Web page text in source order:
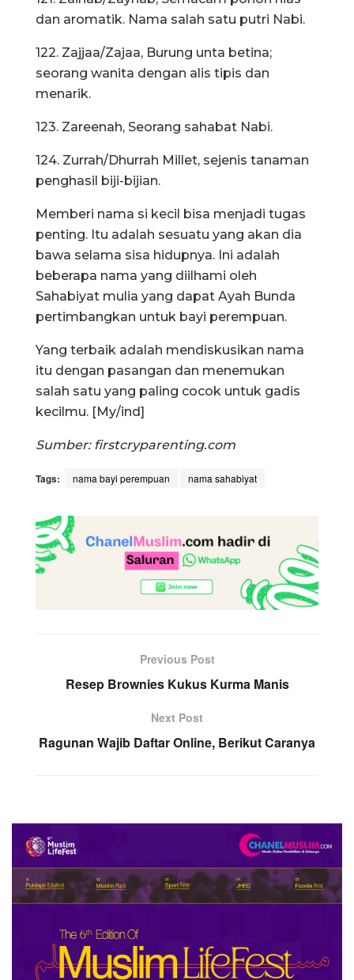
dan aromatik. Nama salah satu putri Nabi.
122. Zajjaa/Zajaa, Burung unta betina;
seorang wanita dengan alis tipis dan
menarik.
123. Zareenah, Seorang sahabat Nabi.
124. Zurrah/Dhurrah Millet, sejenis tanaman
penghasil biji-bijian.
Memberi nama si kecil bisa menjadi tugas
penting. Itu adalah sesuatu yang akan dia
bawa selama sisa hidupnya. Ini adalah
beberapa nama yang diilhami oleh
Sahabiyat mulia yang dapat Ayah Bunda
pertimbangkan untuk bayi perempuan.
Yang terbaik adalah mendiskusikan nama
itu dengan pasangan dan menemukan
salah satu yang paling cocok untuk gadis
kecilmu. [My/ind]
Sumber: firstcryparenting.com
Tags: nama bayi perempuan nama sahabiyat
Previous Post
Resep Brownies Kukus Kurma Manis
Next Post
Ragunan Wajib Daftar Online, Berikut Caranya